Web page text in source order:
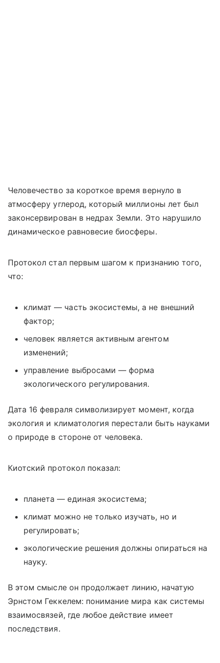
Человечество за короткое время вернуло в
атмосферу углерод, который миллионы лет был
законсервирован в недрах Земли. Это нарушило
динамическое равновесие биосферы.
Протокол стал первым шагом к признанию того,
что:
климат — часть экосистемы, а не внешний
фактор;
человек является активным агентом
изменений;
управление выбросами — форма
экологического регулирования.
Дата 16 февраля символизирует момент, когда
экология и климатология перестали быть науками
о природе в стороне от человека.
Киотский протокол показал:
планета — единая экосистема;
климат можно не только изучать, но и
регулировать;
экологические решения должны опираться на
науку.
В этом смысле он продолжает линию, начатую
Эрнстом Геккелем: понимание мира как системы
взаимосвязей, где любое действие имеет
последствия.